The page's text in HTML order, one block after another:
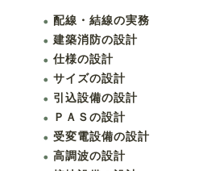
配線・結線の実務
建築消防の設計
仕様の設計
サイズの設計
引込設備の設計
ＰＡＳの設計
受変電設備の設計
高調波の設計